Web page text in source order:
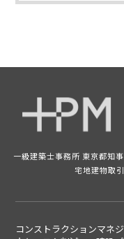
一級建築士事務所 東京都知
宅地建物取
コンストラクションマネ